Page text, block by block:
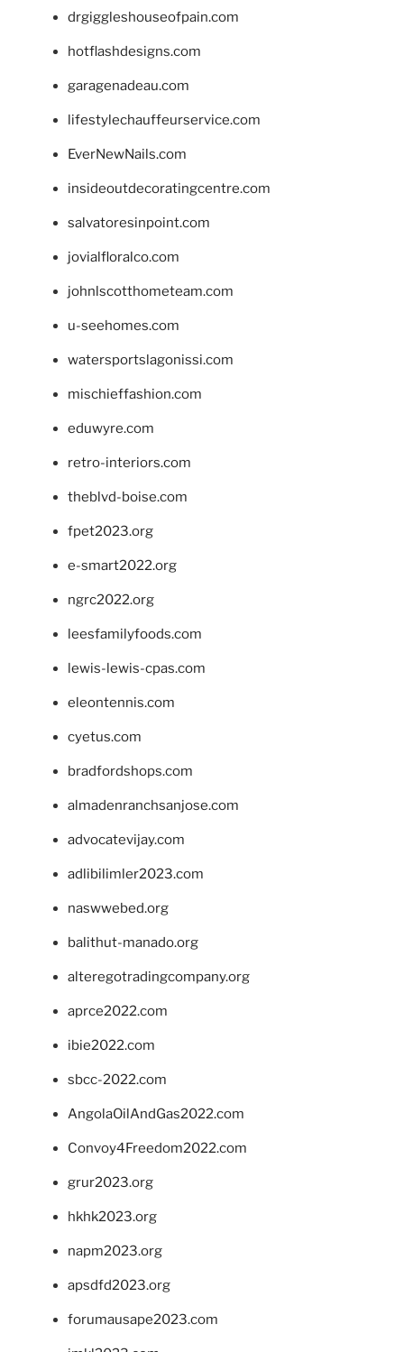
drgiggleshouseofpain.com
hotflashdesigns.com
garagenadeau.com
lifestylechauffeurservice.com
EverNewNails.com
insideoutdecoratingcentre.com
salvatoresinpoint.com
jovialfloralco.com
johnlscotthometeam.com
u-seehomes.com
watersportslagonissi.com
mischieffashion.com
eduwyre.com
retro-interiors.com
theblvd-boise.com
fpet2023.org
e-smart2022.org
ngrc2022.org
leesfamilyfoods.com
lewis-lewis-cpas.com
eleontennis.com
cyetus.com
bradfordshops.com
almadenranchsanjose.com
advocatevijay.com
adlibilimler2023.com
naswwebed.org
balithut-manado.org
alteregotradingcompany.org
aprce2022.com
ibie2022.com
sbcc-2022.com
AngolaOilAndGas2022.com
Convoy4Freedom2022.com
grur2023.org
hkhk2023.org
napm2023.org
apsdfd2023.org
forumausape2023.com